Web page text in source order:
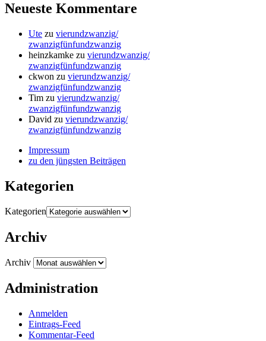
Neueste Kommentare
Ute zu vierundzwanzig/
zwanzigfünfundzwanzig
heinzkamke zu vierundzwanzig/
zwanzigfünfundzwanzig
ckwon zu vierundzwanzig/
zwanzigfünfundzwanzig
Tim zu vierundzwanzig/
zwanzigfünfundzwanzig
David zu vierundzwanzig/
zwanzigfünfundzwanzig
Impressum
zu den jüngsten Beiträgen
Kategorien
Kategorien
Archiv
Archiv
Administration
Anmelden
Eintrags-Feed
Kommentar-Feed